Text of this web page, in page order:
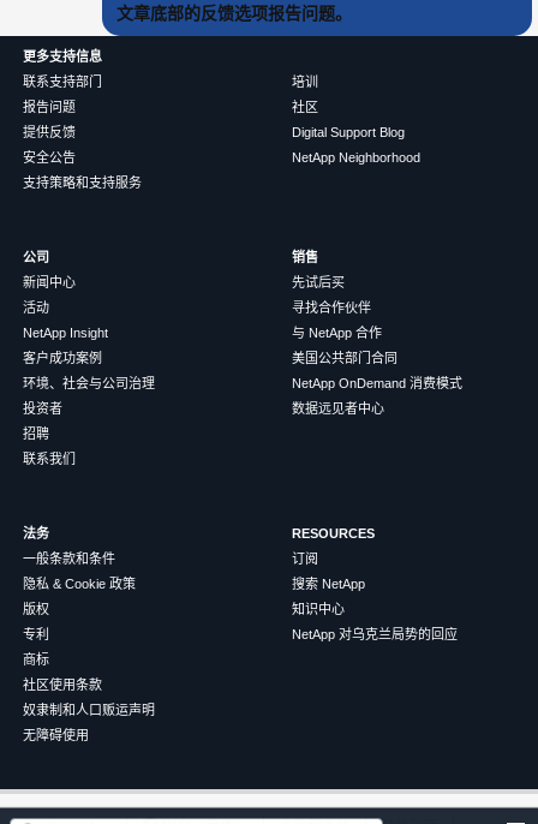
文章底部的反馈选项报告问题。
更多支持信息
联系支持部门
报告问题
提供反馈
安全公告
支持策略和支持服务
培训
社区
Digital Support Blog
NetApp Neighborhood
公司
新闻中心
活动
NetApp Insight
客户成功案例
环境、社会与公司治理
投资者
招聘
联系我们
销售
先试后买
寻找合作伙伴
与 NetApp 合作
美国公共部门合同
NetApp OnDemand 消费模式
数据远见者中心
法务
一般条款和条件
隐私 & Cookie 政策
版权
专利
商标
社区使用条款
奴隶制和人口贩运声明
无障碍使用
RESOURCES
订阅
搜索 NetApp
知识中心
NetApp 对乌克兰局势的回应